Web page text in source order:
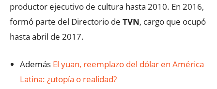
productor ejecutivo de cultura hasta 2010. En 2016,
formó parte del Directorio de TVN, cargo que ocupó
hasta abril de 2017.
Además El yuan, reemplazo del dólar en América
Latina: ¿utopía o realidad?